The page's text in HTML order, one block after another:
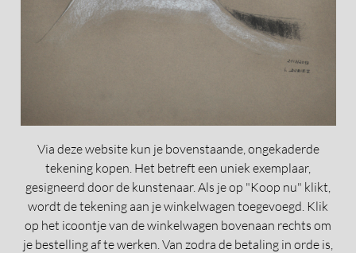
Via deze website kun je bovenstaande, ongekaderde
tekening kopen. Het betreft een uniek exemplaar,
gesigneerd door de kunstenaar. Als je op "Koop nu" klikt,
wordt de tekening aan je winkelwagen toegevoegd. Klik
op het icoontje van de winkelwagen bovenaan rechts om
je bestelling af te werken. Van zodra de betaling in orde is,